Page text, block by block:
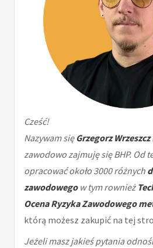
Cześć!
Nazywam sięGrzegorz Wrzeszcz
zawodowo zajmuję się BHP. Od
opracować około 3000 różnych
zawodowegow tym rownież
Ocena Ryzyka Zawodowego
którą możesz zakupić na tej
Jeżeli masz jakieś pytania